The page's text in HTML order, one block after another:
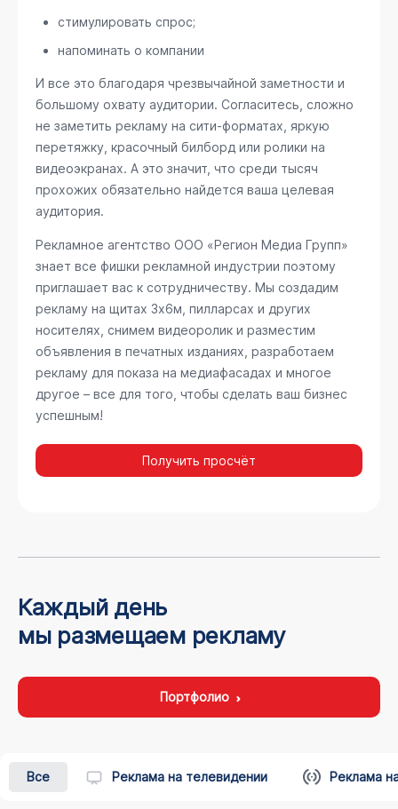
стимулировать спрос;
напоминать о компании
И все это благодаря чрезвычайной заметности и
большому охвату аудитории. Согласитесь, сложно
не заметить рекламу на сити-форматах, яркую
перетяжку, красочный билборд или ролики на
видеоэкранах. А это значит, что среди тысяч
прохожих обязательно найдется ваша целевая
аудитория.
Рекламное агентство ООО «Регион Медиа Групп»
знает все фишки рекламной индустрии поэтому
приглашает вас к сотрудничеству. Мы создадим
рекламу на щитах 3х6м, пилларсах и других
носителях, снимем видеоролик и разместим
объявления в печатных изданиях, разработаем
рекламу для показа на медиафасадах и многое
другое – все для того, чтобы сделать ваш бизнес
успешным!
Получить просчёт
Каждый день
мы размещаем рекламу
Портфолио
Все Реклама на телевидении Реклама